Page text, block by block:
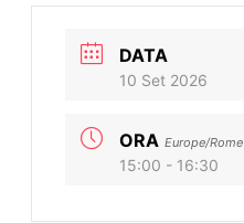
DATA
10 Set 2026
ORA Europe/Rome
15:00 - 16:30